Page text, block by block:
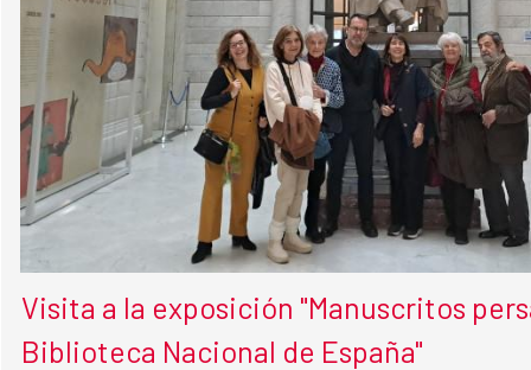
Visita a la exposición "Manuscritos
Biblioteca Nacional de España"